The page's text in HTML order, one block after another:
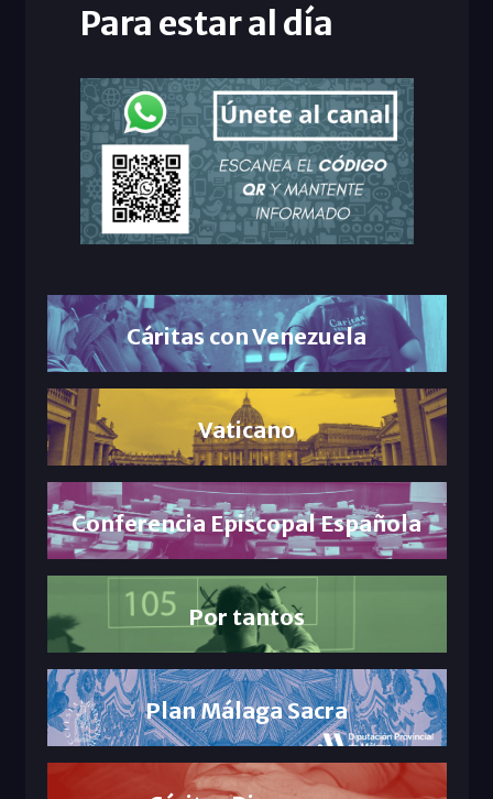
Para estar al día
Cáritas con Venezuela
Vaticano
Conferencia Episcopal Española
Por tantos
Plan Málaga Sacra